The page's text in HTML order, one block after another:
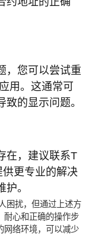
，您可以尝试重
用。这通常可
的显示问题。
在，建议联系T
更专业的解决
。
困扰，但通过上述方
耐心和正确的操作步
网络环境，可以减少